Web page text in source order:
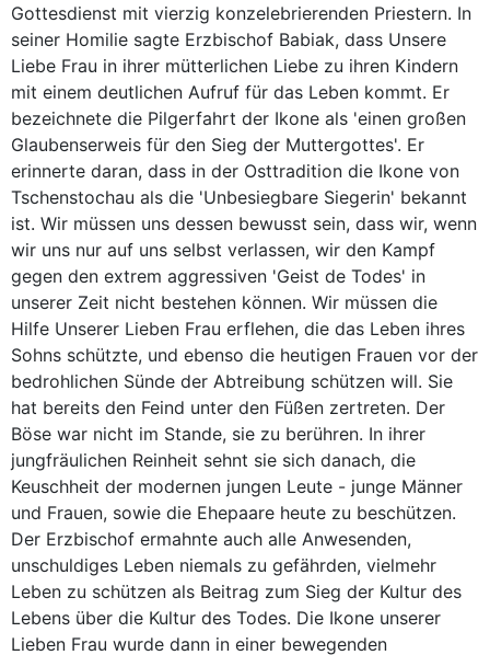
Gottesdienst mit vierzig konzelebrierenden Priestern. In
seiner Homilie sagte Erzbischof Babiak, dass Unsere
Liebe Frau in ihrer mütterlichen Liebe zu ihren Kindern
mit einem deutlichen Aufruf für das Leben kommt. Er
bezeichnete die Pilgerfahrt der Ikone als 'einen großen
Glaubenserweis für den Sieg der Muttergottes'. Er
erinnerte daran, dass in der Osttradition die Ikone von
Tschenstochau als die 'Unbesiegbare Siegerin' bekannt
ist. Wir müssen uns dessen bewusst sein, dass wir, wenn
wir uns nur auf uns selbst verlassen, wir den Kampf
gegen den extrem aggressiven 'Geist de Todes' in
unserer Zeit nicht bestehen können. Wir müssen die
Hilfe Unserer Lieben Frau erflehen, die das Leben ihres
Sohns schützte, und ebenso die heutigen Frauen vor der
bedrohlichen Sünde der Abtreibung schützen will. Sie
hat bereits den Feind unter den Füßen zertreten. Der
Böse war nicht im Stande, sie zu berühren. In ihrer
jungfräulichen Reinheit sehnt sie sich danach, die
Keuschheit der modernen jungen Leute - junge Männer
und Frauen, sowie die Ehepaare heute zu beschützen.
Der Erzbischof ermahnte auch alle Anwesenden,
unschuldiges Leben niemals zu gefährden, vielmehr
Leben zu schützen als Beitrag zum Sieg der Kultur des
Lebens über die Kultur des Todes. Die Ikone unserer
Lieben Frau wurde dann in einer bewegenden